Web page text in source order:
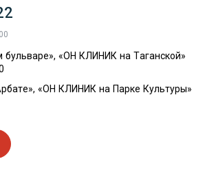
«ОН КЛИНИК на Таганской»
«ОН КЛИНИК на Парке Культуры»